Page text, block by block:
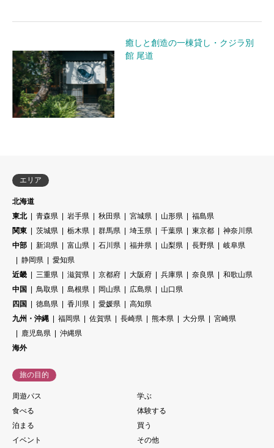
癒しと創造の一棟貸し・クジラ別
館 尾道
エリア
北海道
東北
青森県 岩手県 秋田県 宮城県 山形県
福島県
関東
茨城県 栃木県 群馬県 埼玉県 千葉県 東京都
神奈川県
中部
新潟県 富山県 石川県 福井県 山梨県 長野県
岐阜県
静岡県
愛知県
近畿
三重県 滋賀県 京都府 大阪府 兵庫県 奈良県
和歌山県
中国
鳥取県 島根県 岡山県 広島県
山口県
四国
徳島県 香川県 愛媛県
高知県
九州・沖縄
福岡県 佐賀県 長崎県 熊本県 大分県
宮崎県
鹿児島県
沖縄県
海外
旅の目的
周遊パス
学ぶ
食べる
体験する
泊まる
買う
イベント
その他